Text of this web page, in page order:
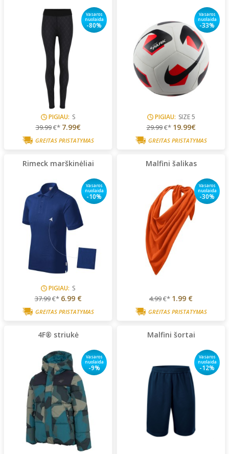
Vasaros
nuolaida
-80%
PIGIAU: S
39.99€* 7.99€
GREITAS PRISTATYMAS
Vasaros
nuolaida
-33%
PIGIAU: SIZE 5
29.99€* 19.99€
GREITAS PRISTATYMAS
Rimeck marškinėliai
Vasaros
nuolaida
-10%
PIGIAU: S
37.99€* 6.99 €
GREITAS PRISTATYMAS
Malfini šalikas
Vasaros
nuolaida
-30%
4.99€* 1.99 €
GREITAS PRISTATYMAS
4F® striukė
Vasaros
nuolaida
-9%
Malfini šortai
Vasaros
nuolaida
-12%